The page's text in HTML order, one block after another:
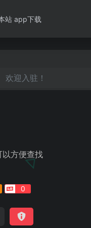
站 app下载
欢迎入驻！
以方便查找
0